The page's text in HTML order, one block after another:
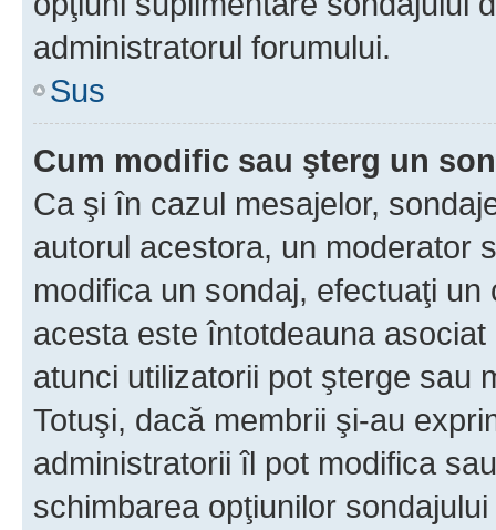
administratorul forumului.
Sus
Cum modific sau şterg un
Ca şi în cazul mesajelor,
autorul acestora, un moderator
modifica un sondaj, efectuaţi
acesta este întotdeauna
atunci utilizatorii pot şterge sau
Totuşi, dacă membrii şi-au
administratorii îl pot modifica
schimbarea opţiunilor